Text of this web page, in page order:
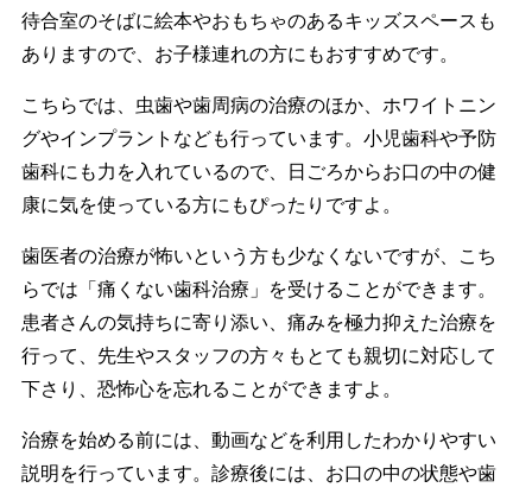
待合室のそばに絵本やおもちゃのあるキッズスペースも
ありますので、お子様連れの方にもおすすめです。
こちらでは、虫歯や歯周病の治療のほか、ホワイトニン
グやインプラントなども行っています。小児歯科や予防
歯科にも力を入れているので、日ごろからお口の中の健
康に気を使っている方にもぴったりですよ。
歯医者の治療が怖いという方も少なくないですが、こち
らでは「痛くない歯科治療」を受けることができます。
患者さんの気持ちに寄り添い、痛みを極力抑えた治療を
行って、先生やスタッフの方々もとても親切に対応して
下さり、恐怖心を忘れることができますよ。
治療を始める前には、動画などを利用したわかりやすい
説明を行っています。診療後には、お口の中の状態や歯